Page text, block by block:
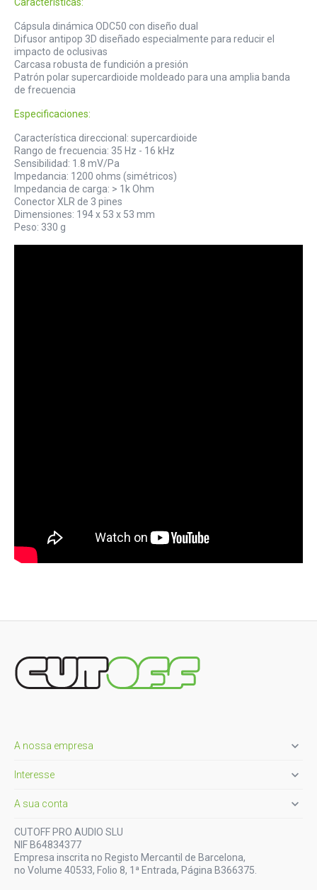
Cápsula dinámica ODC50 con diseño dual
Difusor antipop 3D diseñado especialmente para reducir el
impacto de oclusivas
Carcasa robusta de fundición a presión
Patrón polar supercardioide moldeado para una amplia banda
de frecuencia
Especificaciones:
Característica direccional: supercardioide
Rango de frecuencia: 35 Hz - 16 kHz
Sensibilidad: 1.8 mV/Pa
Impedancia: 1200 ohms (simétricos)
Impedancia de carga: > 1k Ohm
Conector XLR de 3 pines
Dimensiones: 194 x 53 x 53 mm
Peso: 330 g
A nossa empresa 
Interesse 
A sua conta 
CUTOFF PRO AUDIO SLU
NIF B64834377
Empresa inscrita no Registo Mercantil de Barcelona,
no Volume 40533, Folio 8, 1ª Entrada, Página B366375.